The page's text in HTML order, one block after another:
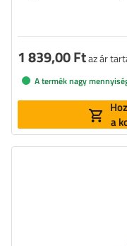
1 839,00 Ftaz ár
A termék nagy
a